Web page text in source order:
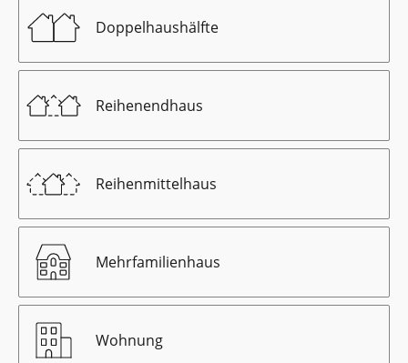
Doppelhaushälfte
Reihenendhaus
Reihenmittelhaus
Mehrfamilienhaus
Wohnung